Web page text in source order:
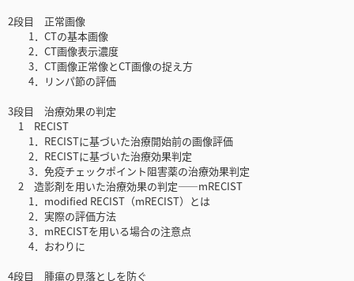
2段目 正常画像
1．CTの基本画像
2．CT画像表示濃度
3．CT画像正常像とCT画像の捉え方
4．リンパ節の評価
3段目 治療効果の判定
1 RECIST
1．RECISTに基づいた治療開始前の画像評価
2．RECISTに基づいた治療効果判定
3．免疫チェックポイント阻害薬の治療効果判定
2 造影剤を用いた治療効果の判定――mRECIST
1．modified RECIST（mRECIST）とは
2．実際の評価方法
3．mRECISTを用いる場合の注意点
4．おわりに
4段目 腫瘍の見落としを防ぐ